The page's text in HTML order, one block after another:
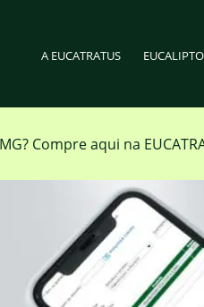
A EUCATRATUS
? Compre aqui na